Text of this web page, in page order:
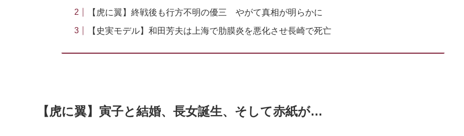
【虎に翼】終戦後も行方不明の優三 やがて真相が明らかに
【史実モデル】和田芳夫は上海で肋膜炎を悪化させ長崎で死亡
【虎に翼】寅子と結婚、長女誕生、そして赤紙が…